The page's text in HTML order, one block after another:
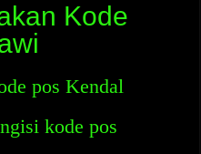
Kode
pos Kendal
kode pos